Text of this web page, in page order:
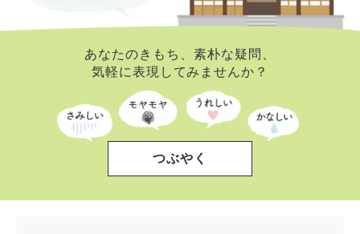
あなたのきもち、素朴な疑問、
気軽に表現してみませんか？
つぶやく